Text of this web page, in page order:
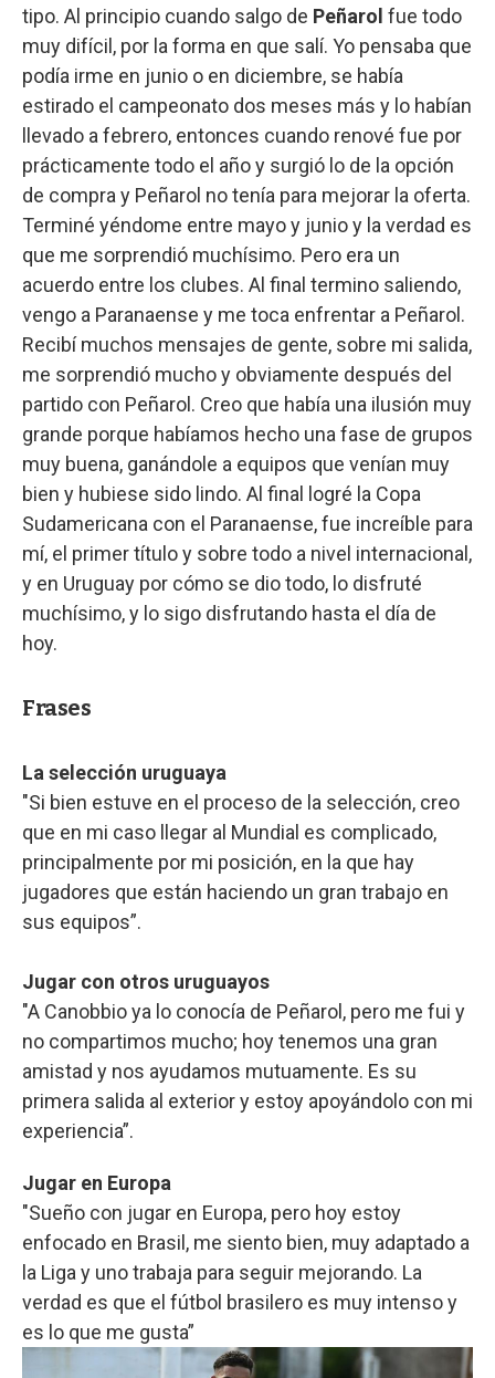
tipo. Al principio cuando salgo de Peñarol fue todo
muy difícil, por la forma en que salí. Yo pensaba que
podía irme en junio o en diciembre, se había
estirado el campeonato dos meses más y lo habían
llevado a febrero, entonces cuando renové fue por
prácticamente todo el año y surgió lo de la opción
de compra y Peñarol no tenía para mejorar la oferta.
Terminé yéndome entre mayo y junio y la verdad es
que me sorprendió muchísimo. Pero era un
acuerdo entre los clubes. Al final termino saliendo,
vengo a Paranaense y me toca enfrentar a Peñarol.
Recibí muchos mensajes de gente, sobre mi salida,
me sorprendió mucho y obviamente después del
partido con Peñarol. Creo que había una ilusión muy
grande porque habíamos hecho una fase de grupos
muy buena, ganándole a equipos que venían muy
bien y hubiese sido lindo. Al final logré la Copa
Sudamericana con el Paranaense, fue increíble para
mí, el primer título y sobre todo a nivel internacional,
y en Uruguay por cómo se dio todo, lo disfruté
muchísimo, y lo sigo disfrutando hasta el día de
hoy.
Frases
La selección uruguaya
"Si bien estuve en el proceso de la selección, creo
que en mi caso llegar al Mundial es complicado,
principalmente por mi posición, en la que hay
jugadores que están haciendo un gran trabajo en
sus equipos”.
Jugar con otros uruguayos
"A Canobbio ya lo conocía de Peñarol, pero me fui y
no compartimos mucho; hoy tenemos una gran
amistad y nos ayudamos mutuamente. Es su
primera salida al exterior y estoy apoyándolo con mi
experiencia”.
Jugar en Europa
"Sueño con jugar en Europa, pero hoy estoy
enfocado en Brasil, me siento bien, muy adaptado a
la Liga y uno trabaja para seguir mejorando. La
verdad es que el fútbol brasilero es muy intenso y
es lo que me gusta”